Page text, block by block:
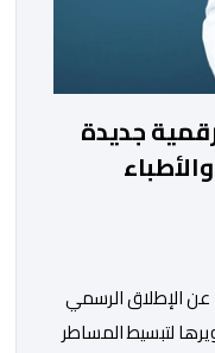
جديدة
عن الإطلاق الرسمي
لتبسيط المساطر